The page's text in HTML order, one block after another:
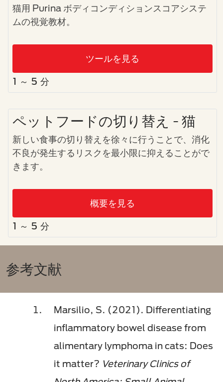
猫用 Purina ボディコンディションスコアシステ
ムの視覚教材。
ツールを見る
1 ～ 5 分
ペットフードの切り替え - 猫
新しい食事の切り替えを徐々に行うことで、消化
不良が発生するリスクを最小限に抑えることがで
きます。
概要を見る
1 ～ 5 分
参考文献
Marsilio, S. (2021). Differentiating
inflammatory bowel disease from
alimentary lymphoma in cats: Does
it matter? Veterinary Clinics of